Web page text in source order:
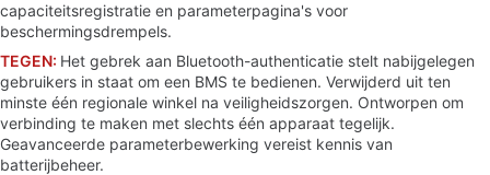
capaciteitsregistratie en parameterpagina's voor
beschermingsdrempels.
TEGEN: Het gebrek aan Bluetooth-authenticatie stelt nabijgelegen
gebruikers in staat om een BMS te bedienen. Verwijderd uit ten
minste één regionale winkel na veiligheidszorgen. Ontworpen om
verbinding te maken met slechts één apparaat tegelijk.
Geavanceerde parameterbewerking vereist kennis van
batterijbeheer.